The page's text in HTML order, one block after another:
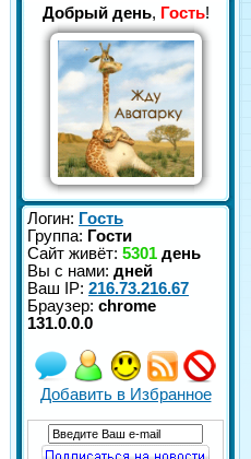
Добрый день, Гость!
Логин: Гость
Группа: Гости
Сайт живёт: 5301 день
Вы с нами: дней
Ваш IP: 216.73.216.67
Браузер: chrome
131.0.0.0
Добавить в Избранное